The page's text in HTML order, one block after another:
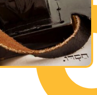
del Tempio